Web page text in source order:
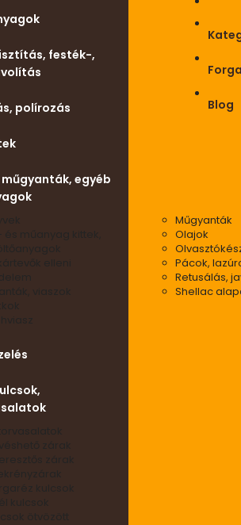
festék-,
polírozás
műgyanták, egyéb
és műanyag kittek,
elleni
viaszok
Műgyanták
Olajok
Pácok,
Retusálás,
Shellac
zárak
zárak
kulcsok
kulcsok
ötvözött
Blog